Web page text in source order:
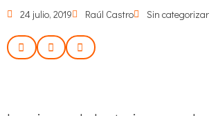
24 julio, 2019 Raúl Castro Sin categorizar